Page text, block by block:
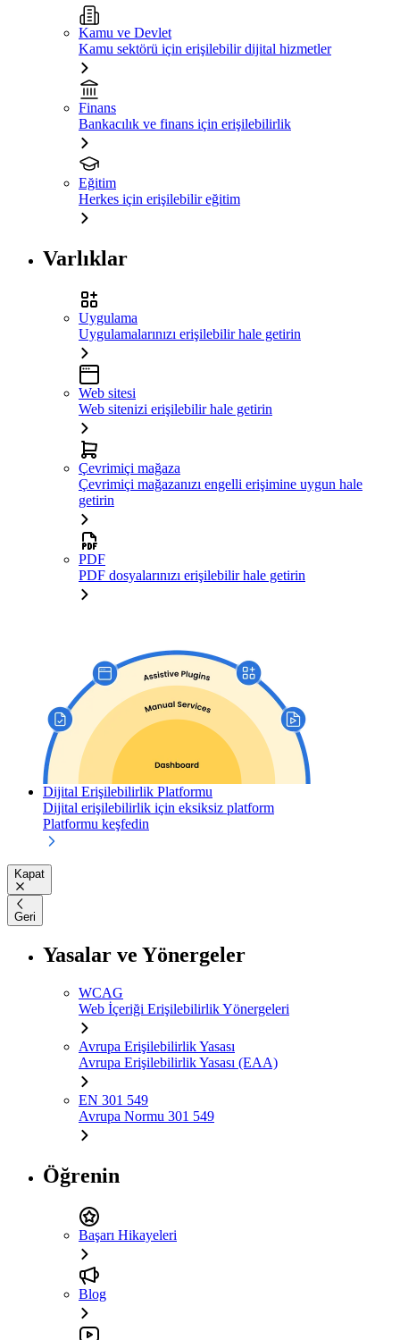
Kamu ve Devlet
Kamu sektörü için erişilebilir dijital hizmetler
Finans
Bankacılık ve finans için erişilebilirlik
Eğitim
Herkes için erişilebilir eğitim
Varlıklar
Uygulama
Uygulamalarınızı erişilebilir hale getirin
Web sitesi
Web sitenizi erişilebilir hale getirin
Çevrimiçi mağaza
Çevrimiçi mağazanızı engelli erişimine uygun hale
getirin
PDF
PDF dosyalarınızı erişilebilir hale getirin
Dijital Erişilebilirlik Platformu
Dijital erişilebilirlik için eksiksiz platform
Platformu keşfedin
Kapat
Geri
Yasalar ve Yönergeler
WCAG
Web İçeriği Erişilebilirlik Yönergeleri
Avrupa Erişilebilirlik Yasası
Avrupa Erişilebilirlik Yasası (EAA)
EN 301 549
Avrupa Normu 301 549
Öğrenin
Başarı Hikayeleri
Blog